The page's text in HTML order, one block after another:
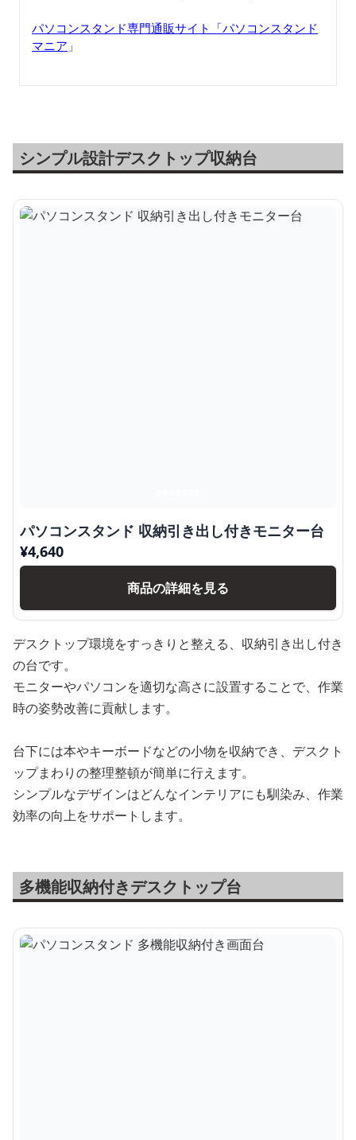
パソコンスタンド専門通販サイト「パソコンスタンド
マニア 」
シンプル設計デスクトップ収納台
パソコンスタンド 収納引き出し付きモニター台
¥4,640
商品の詳細を見る
デスクトップ環境をすっきりと整える、収納引き出し付き
の台です。
モニターやパソコンを適切な高さに設置することで、作業
時の姿勢改善に貢献します。
台下には本やキーボードなどの小物を収納でき、デスクト
ップまわりの整理整頓が簡単に行えます。
シンプルなデザインはどんなインテリアにも馴染み、作業
効率の向上をサポートします。
多機能収納付きデスクトップ台